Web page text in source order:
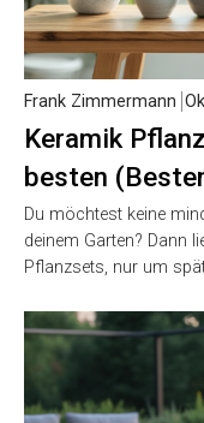
Keramik
besten
Frank Zimmermann
Du möchtest keine
deinem Garten? Dann
Pflanzsets, nur um